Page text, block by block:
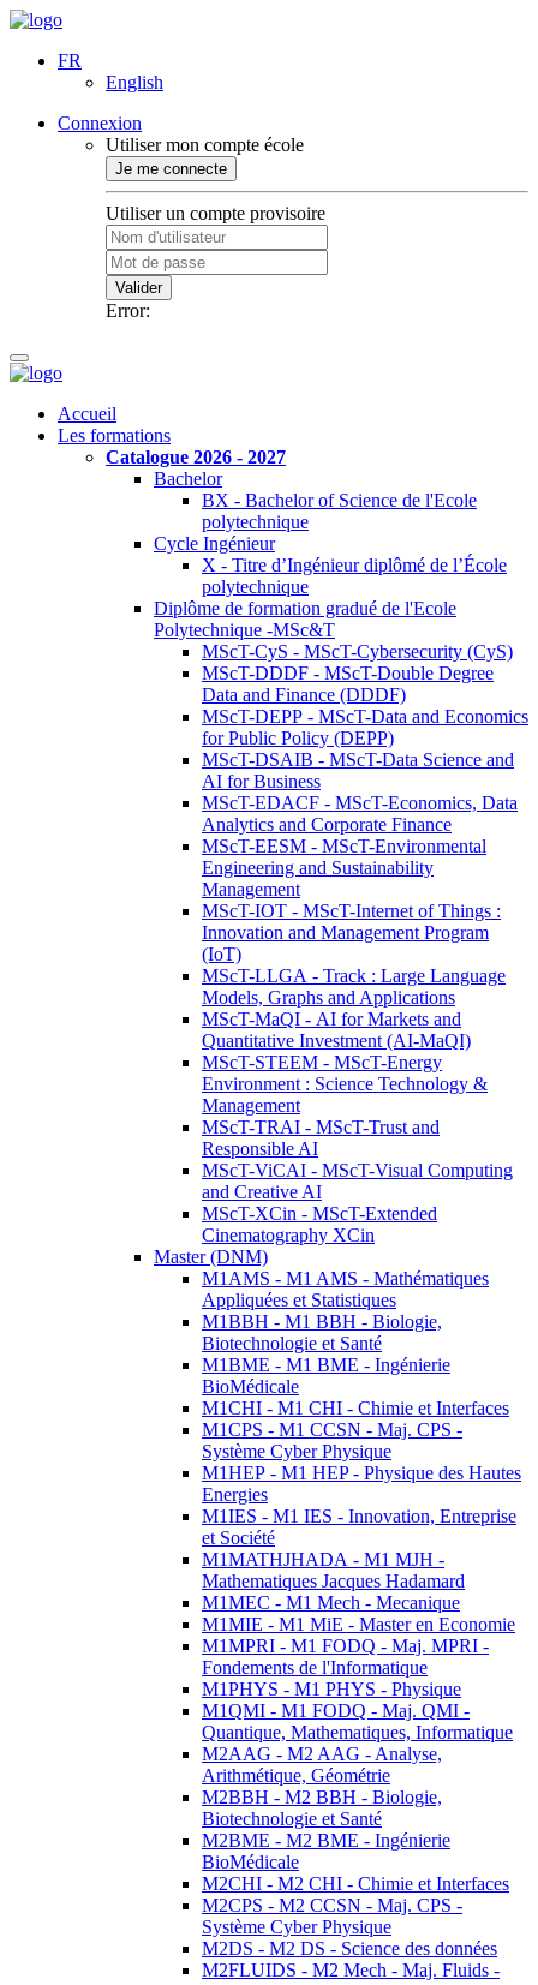
FR
English
Connexion
Utiliser mon compte école
Je me connecte
Utiliser un compte provisoire
Valider
Error:
Accueil
Les formations
Catalogue 2026 - 2027
Bachelor
BX - Bachelor of Science de l'Ecole
polytechnique
Cycle Ingénieur
X - Titre d’Ingénieur diplômé de l’École
polytechnique
Diplôme de formation gradué de l'Ecole
Polytechnique -MSc&T
MScT-CyS - MScT-Cybersecurity (CyS)
MScT-DDDF - MScT-Double Degree
Data and Finance (DDDF)
MScT-DEPP - MScT-Data and Economics
for Public Policy (DEPP)
MScT-DSAIB - MScT-Data Science and
AI for Business
MScT-EDACF - MScT-Economics, Data
Analytics and Corporate Finance
MScT-EESM - MScT-Environmental
Engineering and Sustainability
Management
MScT-IOT - MScT-Internet of Things :
Innovation and Management Program
(IoT)
MScT-LLGA - Track : Large Language
Models, Graphs and Applications
MScT-MaQI - AI for Markets and
Quantitative Investment (AI-MaQI)
MScT-STEEM - MScT-Energy
Environment : Science Technology &
Management
MScT-TRAI - MScT-Trust and
Responsible AI
MScT-ViCAI - MScT-Visual Computing
and Creative AI
MScT-XCin - MScT-Extended
Cinematography XCin
Master (DNM)
M1AMS - M1 AMS - Mathématiques
Appliquées et Statistiques
M1BBH - M1 BBH - Biologie,
Biotechnologie et Santé
M1BME - M1 BME - Ingénierie
BioMédicale
M1CHI - M1 CHI - Chimie et Interfaces
M1CPS - M1 CCSN - Maj. CPS -
Système Cyber Physique
M1HEP - M1 HEP - Physique des Hautes
Energies
M1IES - M1 IES - Innovation, Entreprise
et Société
M1MATHJHADA - M1 MJH -
Mathematiques Jacques Hadamard
M1MEC - M1 Mech - Mecanique
M1MIE - M1 MiE - Master en Economie
M1MPRI - M1 FODQ - Maj. MPRI -
Fondements de l'Informatique
M1PHYS - M1 PHYS - Physique
M1QMI - M1 FODQ - Maj. QMI -
Quantique, Mathematiques, Informatique
M2AAG - M2 AAG - Analyse,
Arithmétique, Géométrie
M2BBH - M2 BBH - Biologie,
Biotechnologie et Santé
M2BME - M2 BME - Ingénierie
BioMédicale
M2CHI - M2 CHI - Chimie et Interfaces
M2CPS - M2 CCSN - Maj. CPS -
Système Cyber Physique
M2DS - M2 DS - Science des données
M2FLUIDS - M2 Mech - Maj. Fluids -